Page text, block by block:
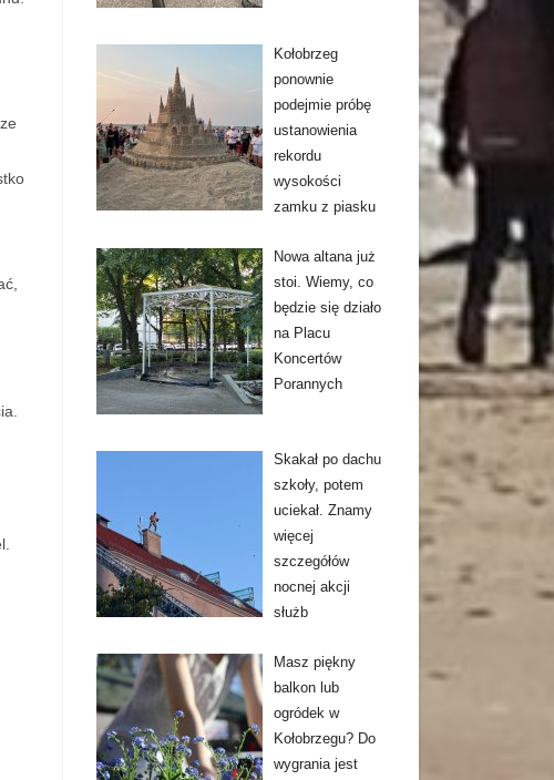
Kołobrzeg
ponownie
podejmie próbę
ustanowienia
rekordu
wysokości
zamku z piasku
Nowa altana już
stoi. Wiemy, co
będzie się działo
na Placu
Koncertów
Porannych
Skakał po dachu
szkoły, potem
uciekał. Znamy
więcej
szczegółów
nocnej akcji
służb
Masz piękny
balkon lub
ogródek w
Kołobrzegu? Do
wygrania jest